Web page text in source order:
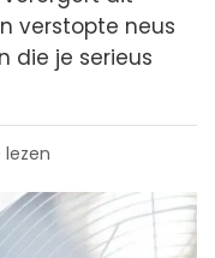
verstopte neus
die je serieus